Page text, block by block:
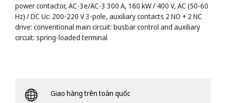
power contactor, AC-3e/AC-3 300 A, 160 kW / 400 V, AC (50-60
Hz) / DC Uc: 200-220 V 3-pole, auxiliary contacts 2 NO + 2 NC
drive: conventional main circuit: busbar control and auxiliary
circuit: spring-loaded terminal
Giao hàng trên toàn quốc